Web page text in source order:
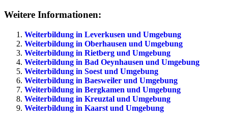
Weitere Informationen:
Weiterbildung in Leverkusen und Umgebung
Weiterbildung in Oberhausen und Umgebung
Weiterbildung in Rietberg und Umgebung
Weiterbildung in Bad Oeynhausen und Umgebung
Weiterbildung in Soest und Umgebung
Weiterbildung in Baesweiler und Umgebung
Weiterbildung in Bergkamen und Umgebung
Weiterbildung in Kreuztal und Umgebung
Weiterbildung in Kaarst und Umgebung